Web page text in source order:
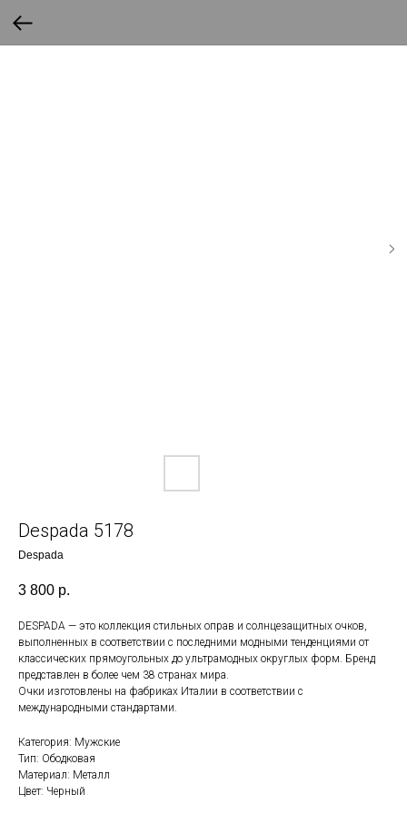
Despada 5178
Despada
3 800 р.
DESPADA — это коллекция стильных оправ и солнцезащитных очков,
выполненных в соответствии с последними модными тенденциями от
классических прямоугольных до ультрамодных округлых форм. Бренд
представлен в более чем 38 странах мира.
Очки изготовлены на фабриках Италии в соответствии с
международными стандартами.
Категория: Мужские
Тип: Ободковая
Материал: Металл
Цвет: Черный